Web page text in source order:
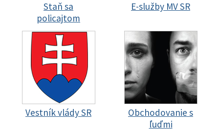
Staň sa
policajtom
E-služby MV SR
Vestník vlády SR
Obchodovanie s
ľuďmi